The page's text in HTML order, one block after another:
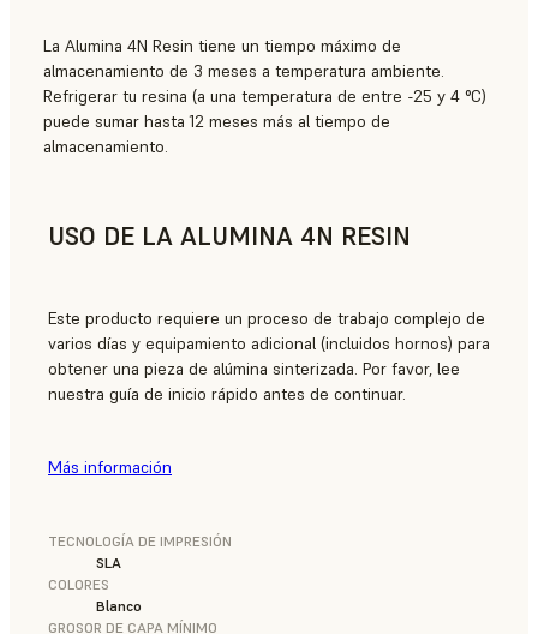
La Alumina 4N Resin tiene un tiempo máximo de
almacenamiento de 3 meses a temperatura ambiente.
Refrigerar tu resina (a una temperatura de entre -25 y 4 °C)
puede sumar hasta 12 meses más al tiempo de
almacenamiento.
USO DE LA ALUMINA 4N RESIN
Este producto requiere un proceso de trabajo complejo de
varios días y equipamiento adicional (incluidos hornos) para
obtener una pieza de alúmina sinterizada. Por favor, lee
nuestra guía de inicio rápido antes de continuar.
Más información
TECNOLOGÍA DE IMPRESIÓN
SLA
COLORES
Blanco
GROSOR DE CAPA MÍNIMO